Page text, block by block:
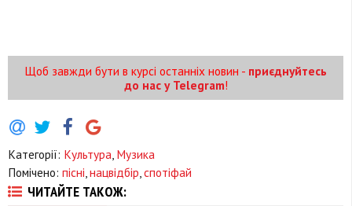
Щоб завжди бути в курсі останніх новин - приєднуйтесь
до нас у Telegram!
Категорії: Культура Музика
Помічено: пісні нацвідбір спотіфай
ЧИТАЙТЕ ТАКОЖ: